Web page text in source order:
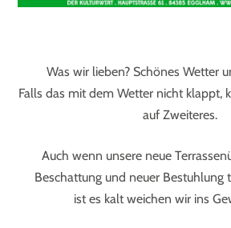
Was wir lieben? Schönes Wetter
Falls das mit dem Wetter nicht klappt,
auf Zweiteres.
Auch wenn unsere neue
Beschattung und neuer
ist es kalt weichen wir ins